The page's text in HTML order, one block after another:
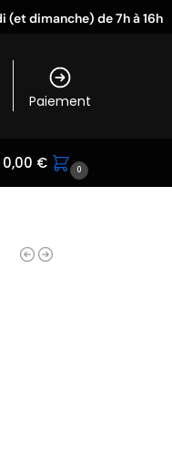
(et dimanche) de 7h à 16h
Paiement
0,00 € 0